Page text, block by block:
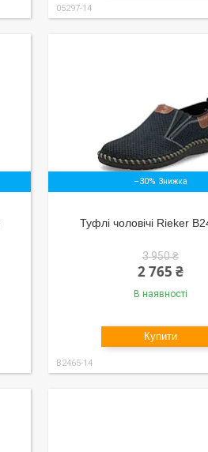
05297-14
–30%
Туфлі чоловічі Rieker
3 950 ₴
2 765 ₴
В наявності
Купити
B2465-14